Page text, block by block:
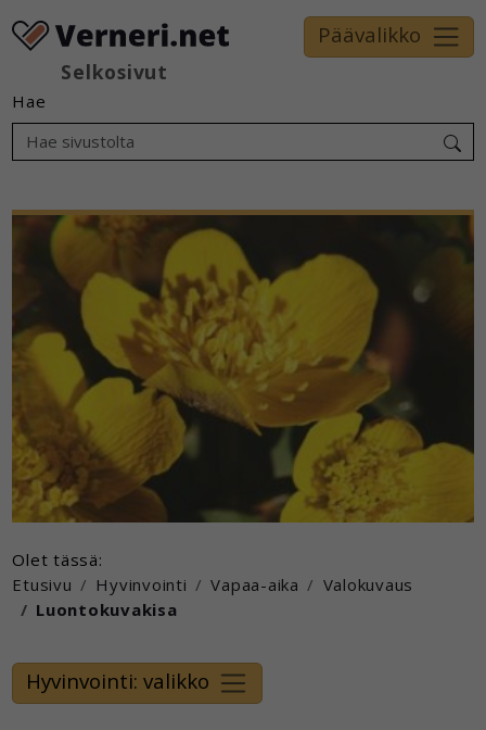
Selkosivut
Päävalikko
Hae
Olet tässä:
Etusivu
Hyvinvointi Vapaa-aika
Valokuvaus
Luontokuvakisa
Hyvinvointi: valikko